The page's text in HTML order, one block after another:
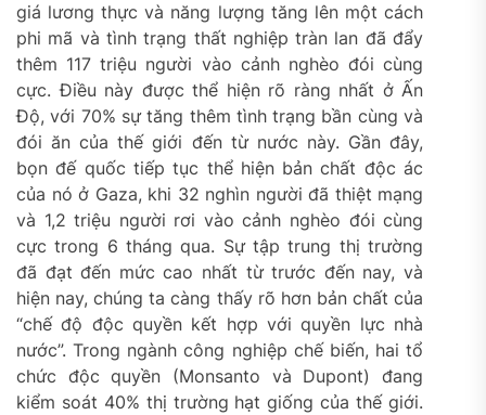
giá lương thực và năng lượng tăng lên một cách
phi mã và tình trạng thất nghiệp tràn lan đã đẩy
thêm 117 triệu người vào cảnh nghèo đói cùng
cực. Điều này được thể hiện rõ ràng nhất ở Ấn
Độ, với 70% sự tăng thêm tình trạng bần cùng và
đói ăn của thế giới đến từ nước này. Gần đây,
bọn đế quốc tiếp tục thể hiện bản chất độc ác
của nó ở Gaza, khi 32 nghìn người đã thiệt mạng
và 1,2 triệu người rơi vào cảnh nghèo đói cùng
cực trong 6 tháng qua. Sự tập trung thị trường
đã đạt đến mức cao nhất từ trước đến nay, và
hiện nay, chúng ta càng thấy rõ hơn bản chất của
“chế độ độc quyền kết hợp với quyền lực nhà
nước”. Trong ngành công nghiệp chế biến, hai tổ
chức độc quyền (Monsanto và Dupont) đang
kiểm soát 40% thị trường hạt giống của thế giới.